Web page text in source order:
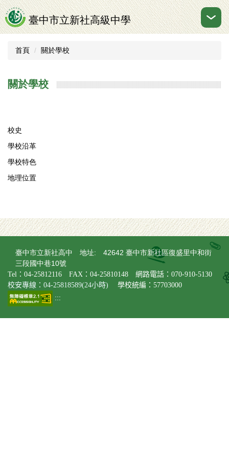
跳
到
主
臺中市立新社高級中學
首頁 關於學校
關於學校
校史
學校沿革
學校特色
地理位置
臺中市立新社高中 地址: 42642 臺中市新社區復盛里中和街
三段國中巷10號
Tel：04-25812116 FAX：04-25810148 網路電話：070-910-5130
校安專線：04-25818589(24小時)
學校統編：57703000
:::